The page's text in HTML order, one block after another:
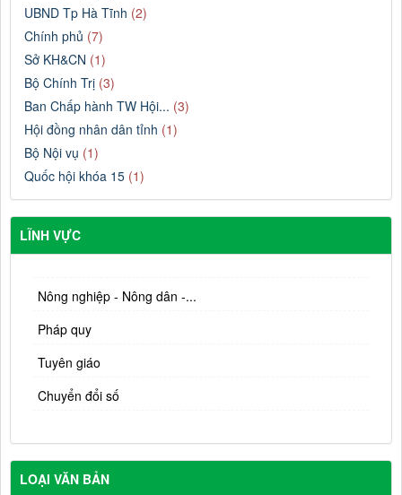
UBND Tp Hà Tĩnh (2)
Chính phủ (7)
Sở KH&CN (1)
Bộ Chính Trị (3)
Ban Chấp hành TW Hội... (3)
Hội đồng nhân dân tỉnh (1)
Bộ Nội vụ (1)
Quốc hội khóa 15 (1)
LĨNH VỰC
Nông nghiệp - Nông dân -...
Pháp quy
Tuyên giáo
Chuyển đổi số
LOẠI VĂN BẢN